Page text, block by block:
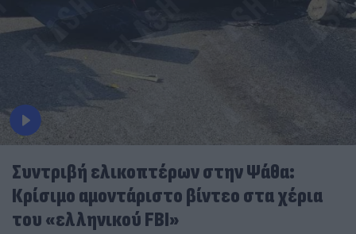
Συντριβή ελικοπτέρων στην Ψάθα:
Κρίσιμο αμοντάριστο βίντεο στα χέρια
του «ελληνικού FBI»